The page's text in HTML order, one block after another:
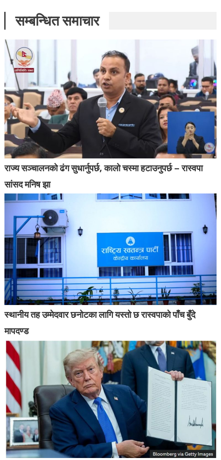
सम्बन्धित समाचार
राज्य सञ्चालनको ढंग सुधार्नुपर्छ, कालो चस्मा हटाउनुपर्छ – रास्वपा
सांसद मनिष झा
स्थानीय तह उम्मेदवार छनोटका लागि यस्तो छ रास्वपाको पाँच बुँदे
मापदण्ड